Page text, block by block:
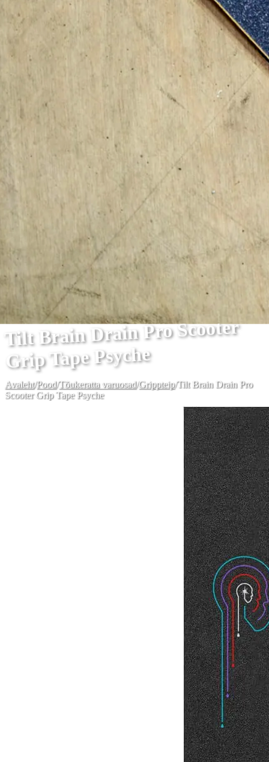
Tilt Brain Drain Pro Scooter
Grip Tape Psyche
Avaleht/Pood/Tõukeratta varuosad/Grippteip/Tilt Brain Drain Pro
Scooter Grip Tape Psyche